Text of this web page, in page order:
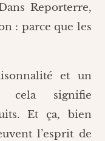
Reporterre,
: parce que les
et un
cela signifie
Et ça, bien
l’esprit de